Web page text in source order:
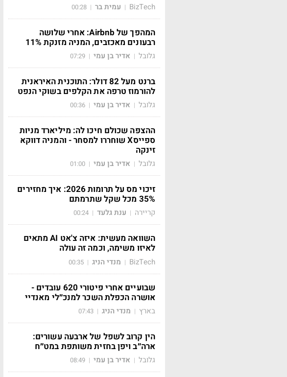
BizTech
| עמית בר |
00:28
המהפך של Airbnb: אחרי שלושה
רבעונים מאכזבים, המניה מזנקת 11%
גלובל | אדיר בן עמי |
07:29
ברנט מעל 82 דולר: התוכנית האיראנית
להורמוז טרפה את הקלפים בשוקי הנפט
גלובל | אדיר בן עמי |
00:36
ההצפה שכולם חיכו לה: מיליארד מניות
ספייסX שוחררו למסחר - והמניה דווקא
זינקה
גלובל | אדיר בן עמי |
01:00
זיכוי מס על תרומות 2026: איך מחזירים
35% מכל שקל שתרמתם
קריירה | ענת גלעד |
00:24
השוואה מעשית: איזה צ'אט AI מתאים
לאיזו משימה, וכמה זה עולה
BizTech
| מנדי הניג |
00:35
שבועיים אחרי פיטורי 620 עובדים -
אושרה הכפלת השכר למנכ״לי מאנדיי
בארץ | מנדי הניג |
07:43
הין קרוב לשפל של ארבעה עשורים:
ארה״ב ויפן בחזית משותפת במט״ח
גלובל | אדיר בן עמי |
08:49